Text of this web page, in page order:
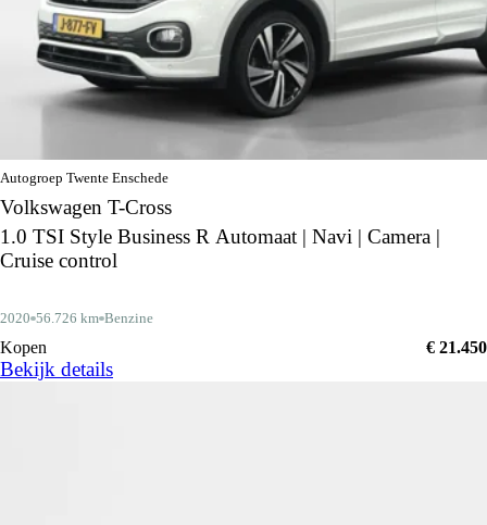
Autogroep Twente Enschede
Volkswagen T-Cross
1.0 TSI Style Business R Automaat | Navi | Camera |
Cruise control
2020 56.726 km Benzine
Kopen € 21.450
Bekijk details